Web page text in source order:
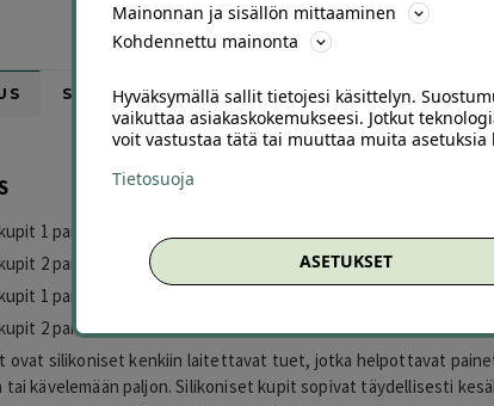
SUOSITTELE
1 pari, koko 35-39, väri: vaaleanpunainen 10,90€ (ovh 27€)
2 paria, koko 35-39, väri: vaaleanpunainen 17,90€ (ovh 54€)
1 pari, koko 40-46, väri: sininen 10,90€ (ovh 27€)
2 paria, koko 40-46, väri: sininen 17,90€ (ovh 54€)
ovat silikoniset kenkiin laitettavat tuet, jotka helpottavat
tai kävelemään paljon. Silikoniset kupit sopivat täydellisesti
Mainonnan ja sisällön mittaaminen
Kohdennettu mainonta
Hyväksymällä sallit tietojesi käsittelyn.
vaikuttaa asiakaskokemukseesi. Jotkut
voit vastustaa tätä tai muuttaa muita asetuksia
Tietosuoja
ASETUKSET